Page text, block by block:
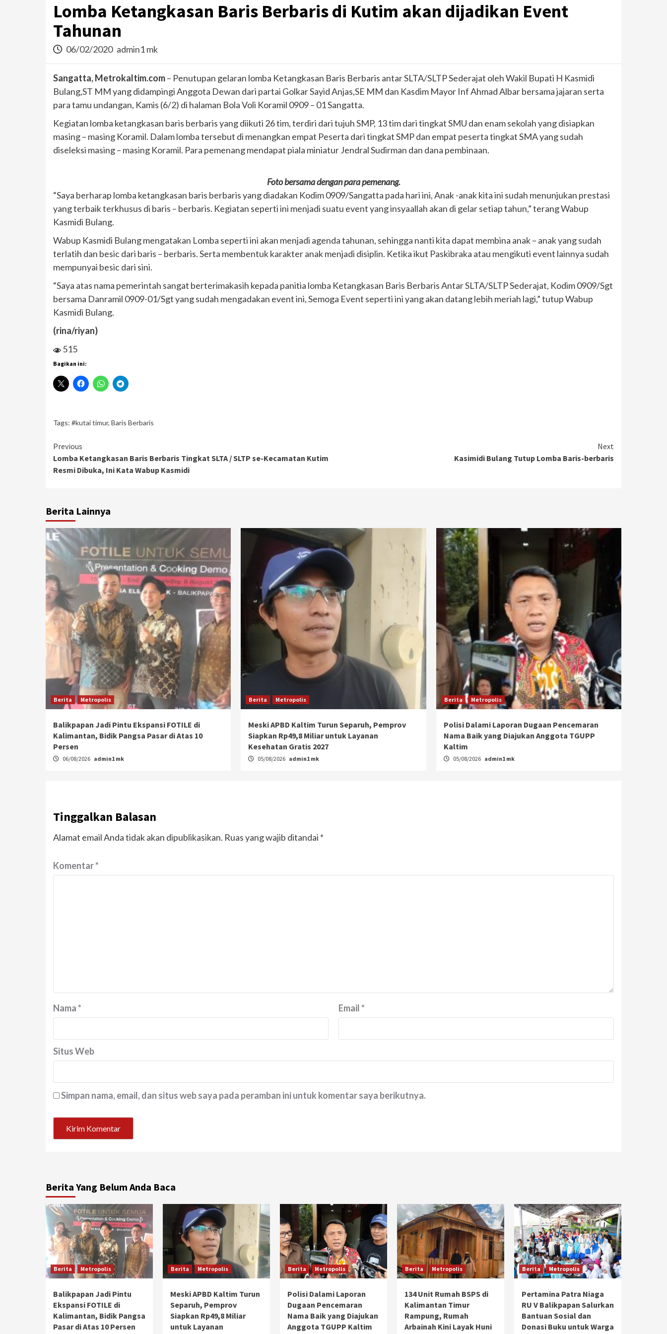
Lomba Ketangkasan Baris Berbaris di Kutim akan dijadikan Event
Tahunan
06/02/2020 admin1 mk
Sangatta, Metrokaltim.com– Penutupan gelaran lomba Ketangkasan Baris Berbaris antar SLTA/SLTP Sederajat oleh Wakil Bupati H Kasmidi
Bulang,ST MM yang didampingi Anggota Dewan dari partai Golkar Sayid Anjas,SE MM dan Kasdim Mayor Inf Ahmad Albar bersama jajaran serta
para tamu undangan, Kamis (6/2) di halaman Bola Voli Koramil 0909 – 01 Sangatta.
Kegiatan lomba ketangkasan baris berbaris yang diikuti 26 tim, terdiri dari tujuh SMP, 13 tim dari tingkat SMU dan enam sekolah yang disiapkan
masing – masing Koramil. Dalam lomba tersebut di menangkan empat Peserta dari tingkat SMP dan empat peserta tingkat SMA yang sudah
diseleksi masing – masing Koramil. Para pemenang mendapat piala miniatur Jendral Sudirman dan dana pembinaan.
Foto bersama dengan para pemenang.
“Saya berharap lomba ketangkasan baris berbaris yang diadakan Kodim 0909/Sangatta pada hari ini, Anak -anak kita ini sudah menunjukan prestasi
yang terbaik terkhusus di baris – berbaris. Kegiatan seperti ini menjadi suatu event yang insyaallah akan di gelar setiap tahun,” terang Wabup
Kasmidi Bulang.
Wabup Kasmidi Bulang mengatakan Lomba seperti ini akan menjadi agenda tahunan, sehingga nanti kita dapat membina anak – anak yang sudah
terlatih dan besic dari baris – berbaris. Serta membentuk karakter anak menjadi disiplin. Ketika ikut Paskibraka atau mengikuti event lainnya sudah
mempunyai besic dari sini.
“Saya atas nama pemerintah sangat berterimakasih kepada panitia lomba Ketangkasan Baris Berbaris Antar SLTA/SLTP Sederajat, Kodim 0909/Sgt
bersama Danramil 0909-01/Sgt yang sudah mengadakan event ini, Semoga Event seperti ini yang akan datang lebih meriah lagi,” tutup Wabup
Kasmidi Bulang.
(rina/riyan)
515
Bagikan ini:
Tags: #kutai timur, Baris Berbaris
Continue
Reading
Previous
Lomba Ketangkasan Baris Berbaris Tingkat SLTA / SLTP se-Kecamatan Kutim
Resmi Dibuka, Ini Kata Wabup Kasmidi
Next
Kasimidi Bulang Tutup Lomba Baris-berbaris
Berita Lainnya
Berita Metropolis
Balikpapan Jadi Pintu Ekspansi FOTILE di
Kalimantan, Bidik Pangsa Pasar di Atas 10
Persen
06/08/2026 admin1 mk
Berita Metropolis
Meski APBD Kaltim Turun Separuh, Pemprov
Siapkan Rp49,8 Miliar untuk Layanan
Kesehatan Gratis 2027
05/08/2026 admin1 mk
Berita Metropolis
Polisi Dalami Laporan Dugaan Pencemaran
Nama Baik yang Diajukan Anggota TGUPP
Kaltim
05/08/2026 admin1 mk
Tinggalkan Balasan
Alamat email Anda tidak akan dipublikasikan. Ruas yang wajib ditandai *
Komentar*
Nama* Email*
Situs Web
Simpan nama, email, dan situs web saya pada peramban ini untuk komentar saya berikutnya.
Berita Yang Belum Anda Baca
Berita Metropolis
Balikpapan Jadi Pintu
Ekspansi FOTILE di
Kalimantan, Bidik Pangsa
Pasar di Atas 10 Persen
Berita Metropolis
Meski APBD Kaltim Turun
Separuh, Pemprov
Siapkan Rp49,8 Miliar
untuk Layanan
Berita Metropolis
Polisi Dalami Laporan
Dugaan Pencemaran
Nama Baik yang Diajukan
Anggota TGUPP Kaltim
Berita Metropolis
134 Unit Rumah BSPS di
Kalimantan Timur
Rampung, Rumah
Arbainah Kini Layak Huni
Berita Metropolis
Pertamina Patra Niaga
RU V Balikpapan Salurkan
Bantuan Sosial dan
Donasi Buku untuk Warga